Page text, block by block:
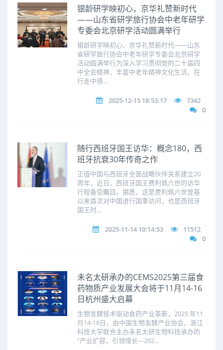
银龄研学映初心，京华礼赞新时代
——山东省研学旅行协会中老年研学
专委会北京研学活动圆满举行
银龄研学映初心，京华礼赞新时代——山东
省研学旅行协会中老年研学专委会北京研学
活动圆满举行为深入学习贯彻党的二十届四
中全会精神，丰富中老年精神文化生活，在
行走中感...
2025-12-15 18:53:17
7342
0
随行西班牙国王访华：概念180，西
班牙抗衰30年传奇之作
正值中国与西班牙全面战略伙伴关系建立20
周年，近日，西班牙国王费利佩六世的访华
行程备受瞩目。据悉，这是费利佩六世登基
以来首次对中国进行国事访问，也是西班牙
国王时...
2025-11-14 10:14:53
11512
0
未名太研承办的CEMS2025第三届食
药物质产业发展大会将于11月14-16
日杭州盛大启幕
生物发酵技术驱动食药产业革新，2025 年11
月14-16日，由中国生物发酵产业协会、浙江
科技大学联合主办未名太研生物科技承办的
“产业扩容，引领增长---202...